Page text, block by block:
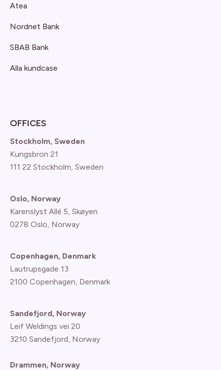
Atea
Nordnet Bank
SBAB Bank
Alla kundcase
OFFICES
Stockholm, Sweden
Kungsbron 21
111 22 Stockholm, Sweden
Oslo, Norway
Karenslyst Allé 5, Skøyen
0278 Oslo, Norway
Copenhagen, Denmark
Lautrupsgade 13
2100 Copenhagen, Denmark
Sandefjord, Norway
Leif Weldings vei 20
3210 Sandefjord, Norway
Drammen, Norway